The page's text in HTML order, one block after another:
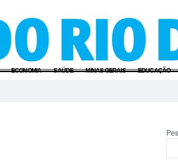
ECONOMIA SAÚDE MINAS GERAIS EDUCAÇÃO